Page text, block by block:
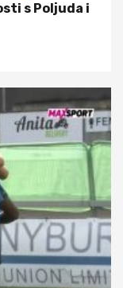
s Poljuda i